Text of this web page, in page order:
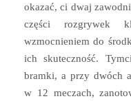
okazać, ci dwaj
części rozgrywek
wzmocnieniem do
ich skuteczność.
bramki, a przy dwóch
w 12 meczach,